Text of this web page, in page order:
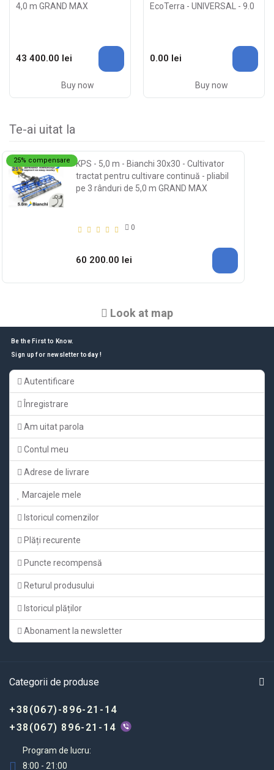
4,0 m GRAND MAX
43 400.00 lei
Buy now
EcoTerra - UNIVERSAL - 9.0
0.00 lei
Buy now
Te-ai uitat la
25% compensare
KPS - 5,0 m - Bianchi 30x30 - Cultivator
tractat pentru cultivare continuă - pliabil
pe 3 rânduri de 5,0 m GRAND MAX
0
60 200.00 lei
Look at map
Be the First to Know.
Sign up for newsletter today !
Autentificare
Înregistrare
Am uitat parola
Contul meu
Adrese de livrare
Marcajele mele
Istoricul comenzilor
Plăți recurente
Puncte recompensă
Returul produsului
Istoricul plăților
Abonament la newsletter
Categorii de produse
+38(067)-896-21-14
+38(067) 896-21-14
Program de lucru:
8:00 - 21:00